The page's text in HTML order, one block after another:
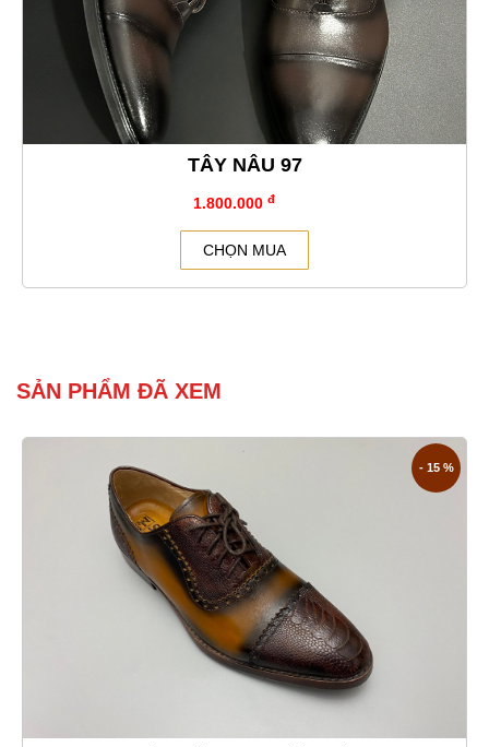
TÂY NÂU 97
1.800.000 đ
CHỌN MUA
SẢN PHẨM ĐÃ XEM
- 15 %